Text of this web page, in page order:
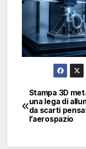
articoli
Stampa 3D
una lega di
da scarti
l’aerospazio